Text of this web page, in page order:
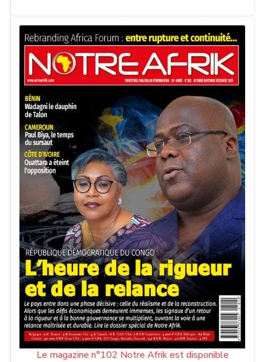
Le magazine n°102 Notre Afrik est disponible